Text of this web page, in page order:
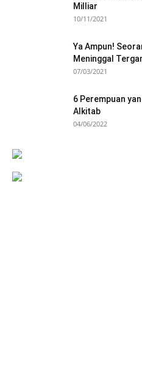
Milliar
10/11/2021
Ya Ampun!
Meninggal
07/03/2021
6 Perempuan
Alkitab
04/06/2022